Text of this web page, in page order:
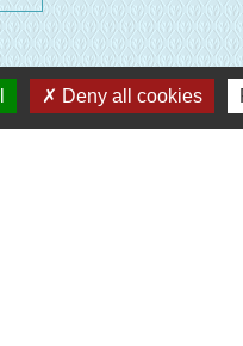
Deny all cookies